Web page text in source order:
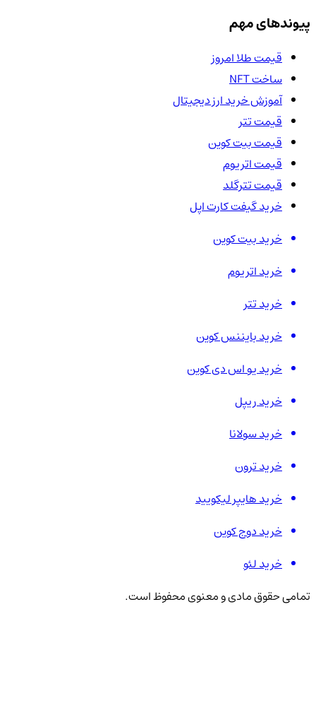
پیوندهای مهم
قیمت طلا امروز
ساخت NFT
آموزش خرید ارز دیجیتال
قیمت تتر
قیمت بیت کوین
قیمت اتریوم
قیمت تترگلد
خرید گیفت کارت اپل
خرید بیت کوین
خرید اتریوم
خرید تتر
خرید بایننس کوین
خرید یو اس دی کوین
خرید ریپل
خرید سولانا
خرید ترون
خرید هایپر لیکویید
خرید دوج کوین
خرید لئو
تمامی حقوق مادی و معنوی محفوظ است.